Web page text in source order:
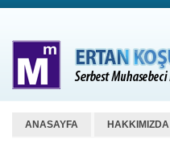
ANASAYFA HAKKIMIZDA